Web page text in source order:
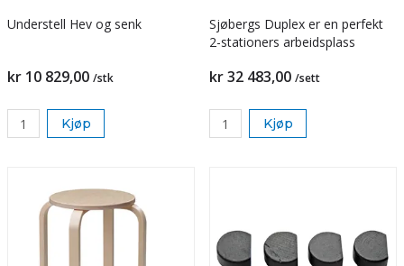
Understell Hev og senk
kr 10 829,00 /stk
Kjøp
Sjøbergs Duplex er en perfekt
2-stationers arbeidsplass
kr 32 483,00 /sett
Kjøp